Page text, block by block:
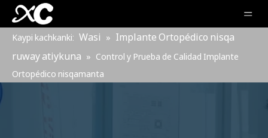
Kaypi kachkanki: Wasi » Implante Ortopédico nisqa
ruway atiykuna » Control y Prueba de Calidad Implante
Ortopédico nisqamanta